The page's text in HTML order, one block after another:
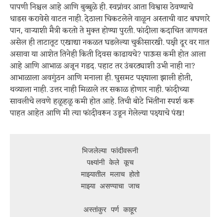
पापणी निश्चल आहे आणि बुब्बुळे ही. स्वप्नांवर आता विश्वास ठेवण्याचे
धाडस करावेसे वाटत नाही. देठाला चिकटलेले वाळून अस्ताची वाट बघणारे
पान, वाऱ्याशी मैत्री करतो ते मुक्त होण्या पुरती. फांदीला कदाचित जाणवत
असेल ही ताटातूट एखाद्या नकळत घडलेल्या चुकीसारखी. पक्षी दूर वर गात
असावा या आशेत तिनेही किती दिवस काढायचे? पाऊस कमी होत आला
आहे आणि आभाळ अजून गडद. पहाट तर उंबरठ्याशी उभी नाही ना?
आभाळाला अवगुंठन आणि मनाला ही. घुसमट पक्ष्याला झाली होती,
थव्याला नाही. उत्तर नाही मिळाले तर सकाळ होणार नाही. फांदीच्या
सावलीचे लवणे हळूहळू कमी होत आहे. तिची बोटे भिंतींना स्पर्श करू
पाहत आहेत आणि मी त्या फांदीवरून उडून गेलेल्या पक्ष्याचे पंख!
भिजलेल्या फांदीवरूनी
पक्ष्यांनी केले कूच
माझ्यातील मलाच होतो
माझ्या असण्याचा जाच
अस्तांकुर पर्ण काहूर